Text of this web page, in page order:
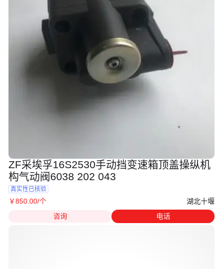
ZF采埃孚16S2530手动挡变速箱顶盖操纵机
构气动阀6038 202 043
真实性已核验
￥850.00/个
湖北十堰
咨询
电话